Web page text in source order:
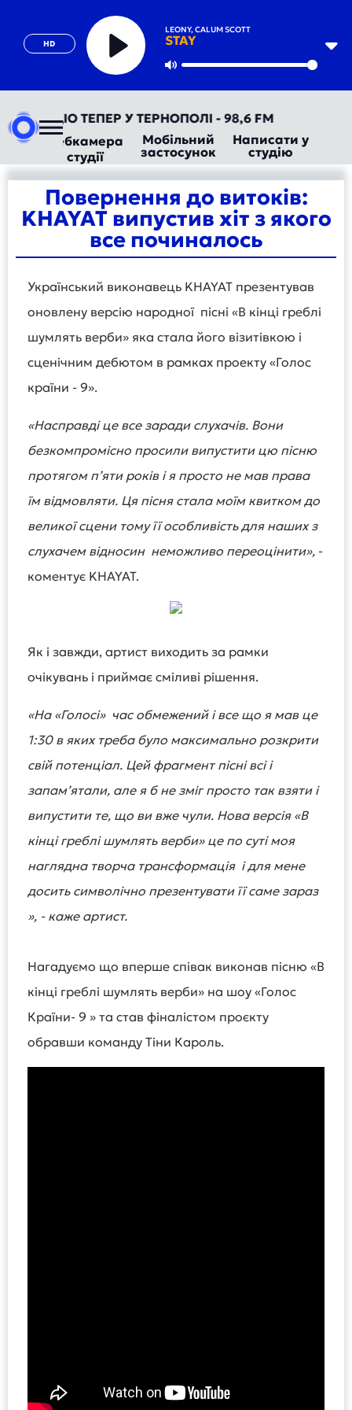
HD
LEONY, CALUM SCOTT
STAY
Play
ТЕПЕР У ТЕРНОПОЛІ - 98,6 FM
Вебкамера
студії
Мобільний
застосунок
Написати у
студію
Повернення до витоків:
KHAYAT випустив хіт з якого
все починалось
Український виконавець KHAYAT презентував
оновлену версію народної пісні «В кінці греблі
шумлять верби» яка стала його візитівкою і
сценічним дебютом в рамках проекту «Голос
країни - 9».
«Насправді це все заради слухачів. Вони
безкомпромісно просили випустити цю пісню
протягом пʼяти років і я просто не мав права
їм відмовляти. Ця пісня стала моїм квитком до
великої сцени тому її особливість для наших з
слухачем відносин неможливо переоцінити», -
коментує KHAYAT.
Як і завжди, артист виходить за рамки
очікувань і приймає сміливі рішення.
«На «Голосі» час обмежений і все що я мав це
1:30 в яких треба було максимально розкрити
свій потенціал. Цей фрагмент пісні всі і
запамʼятали, але я б не зміг просто так взяти і
випустити те, що ви вже чули. Нова версія «В
кінці греблі шумлять верби» це по суті моя
наглядна творча трансформація і для мене
досить символічно презентувати її саме зараз
», - каже артист.
Нагадуємо що вперше співак виконав пісню «В
кінці греблі шумлять верби» на шоу «Голос
Країни- 9 » та став фіналістом проєкту
обравши команду Тіни Кароль.